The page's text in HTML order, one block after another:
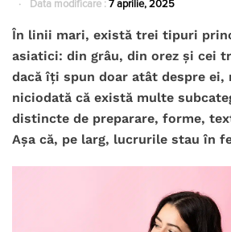
Data modificare : 7 aprilie, 2025
În linii mari, există trei tipuri
asiatici: din grâu, din orez și cei
dacă îți spun doar atât despre ei,
niciodată că există multe
distincte de preparare, forme,
Așa că, pe larg, lucrurile stau în